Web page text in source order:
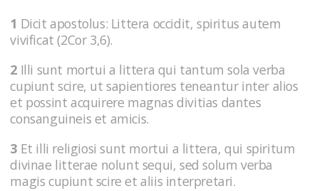
1 Dicit apostolus: Littera occidit, spiritus autem
vivificat (2Cor 3,6).
2 Illi sunt mortui a littera qui tantum sola verba
cupiunt scire, ut sapientiores teneantur inter alios
et possint acquirere magnas divitias dantes
consanguineis et amicis.
3 Et illi religiosi sunt mortui a littera, qui spiritum
divinae litterae nolunt sequi, sed solum verba
magis cupiunt scire et aliis interpretari.